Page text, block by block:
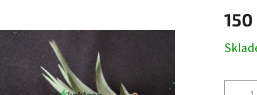
hvězdiček.
150
cena: